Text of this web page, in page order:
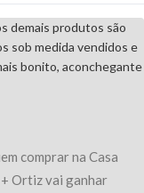
comprar na Casa
Ortiz vai ganhar